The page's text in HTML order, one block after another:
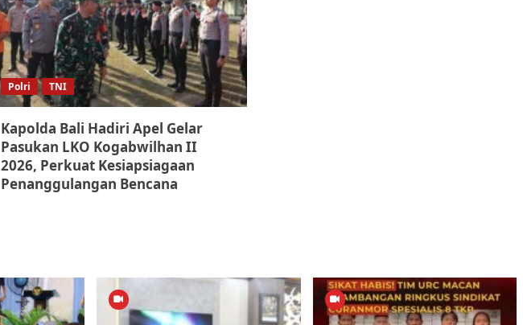
Polri TNI
Kapolda Bali Hadiri Apel Gelar
Pasukan LKO Kogabwilhan II
2026, Perkuat Kesiapsiagaan
Penanggulangan Bencana